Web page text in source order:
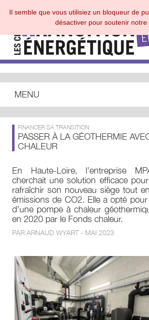
MENU
FINANCER SA TRANSITION
PASSER À LA GÉOTHERMIE
CHALEUR
En Haute-Loire, l’entreprise
cherchait une solution efficace
rafraîchir son nouveau siège tout
émissions de CO2. Elle a opté pour
d’une pompe à chaleur
en 2020 par le Fonds chaleur.
PAR ARNAUD WYART - MAI 2023
Il semble que vous utilisiez un bloqueur de
désactiver pour soutenir notre